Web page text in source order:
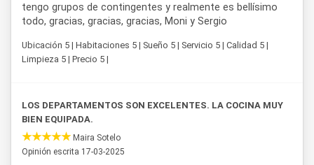
tengo grupos de contingentes y realmente es bellísimo
todo, gracias, gracias, gracias, Moni y Sergio
Ubicación 5 | Habitaciones 5 | Sueño 5 | Servicio 5 | Calidad 5 |
Limpieza 5 | Precio 5 |
LOS DEPARTAMENTOS SON EXCELENTES. LA COCINA MUY
BIEN EQUIPADA.
Maira Sotelo
Opinión escrita 17-03-2025